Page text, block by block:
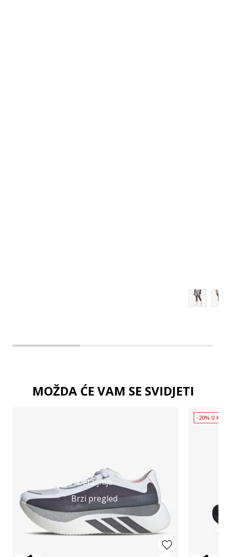
MOŽDA ĆE VAM SE SVIDJETI
Detaljnije
Brzi pregled
-20% U